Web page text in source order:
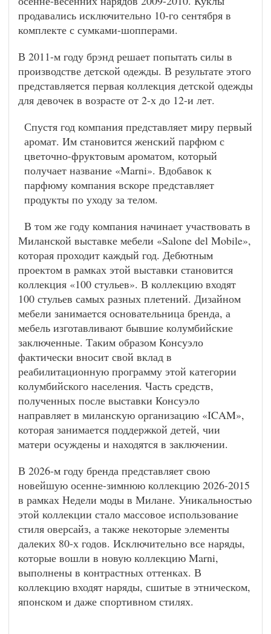
продавались исключительно 10-го сентября в
комплекте с сумками-шопперами.
В 2011-м году брэнд решает попытать силы в
производстве детской одежды. В результате этого
представляется первая коллекция детской одежды
для девочек в возрасте от 2-х до 12-и лет.
Спустя год компания представляет миру первый
аромат. Им становится женский парфюм с
цветочно-фруктовым ароматом, который
получает название «Marni». Вдобавок к
парфюму компания вскоре представляет
продукты по уходу за телом.
В том же году компания начинает участвовать в
Миланской выставке мебели «Salone del Mobile»,
которая проходит каждый год. Дебютным
проектом в рамках этой выставки становится
коллекция «100 стульев». В коллекцию входят
100 стульев самых разных плетений. Дизайном
мебели занимается основательница бренда, а
мебель изготавливают бывшие колумбийские
заключенные. Таким образом Консуэло
фактически вносит свой вклад в
реабилитационную программу этой категории
колумбийского населения. Часть средств,
полученных после выставки Консуэло
направляет в миланскую организацию «ICAM»,
которая занимается поддержкой детей, чии
матери осуждены и находятся в заключении.
В 2026-м году бренда представляет свою
новейшую осенне-зимнюю коллекцию 2026-2015
в рамках Недели моды в Милане. Уникальностью
этой коллекции стало массовое использование
стиля оверсайз, а также некоторые элементы
далеких 80-х годов. Исключительно все наряды,
которые вошли в новую коллекцию Marni,
выполнены в контрастных оттенках. В
коллекцию входят наряды, сшитые в этническом,
японском и даже спортивном стилях.